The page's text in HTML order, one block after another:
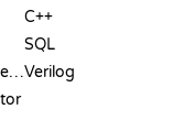
Timestamp Converter
C++
SQL
Verilog